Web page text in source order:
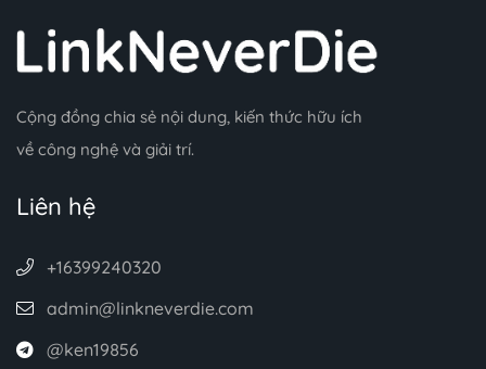
Cộng đồng chia sẻ nội dung, kiến thức hữu ích
về công nghệ và giải trí.
Liên hệ
+16399240320
admin@linkneverdie.com
@ken19856